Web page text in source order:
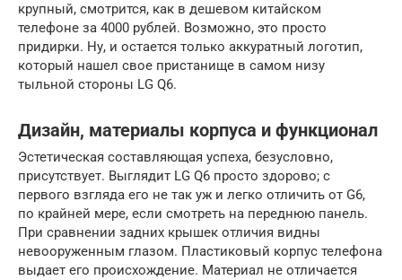
крупный, смотрится, как в дешевом китайском
телефоне за 4000 рублей. Возможно, это просто
придирки. Ну, и остается только аккуратный логотип,
который нашел свое пристанище в самом низу
тыльной стороны LG Q6.
Дизайн, материалы корпуса и функционал
Эстетическая составляющая успеха, безусловно,
присутствует. Выглядит LG Q6 просто здорово; с
первого взгляда его не так уж и легко отличить от G6,
по крайней мере, если смотреть на переднюю панель.
При сравнении задних крышек отличия видны
невооруженным глазом. Пластиковый корпус телефона
выдает его происхождение. Материал не отличается